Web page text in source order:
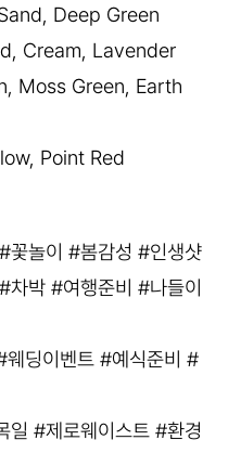
Deep Green
Cream, Lavender
Moss Green, Earth
Point Red
꽃놀이 #봄감성 #인생샷
차박 #여행준비 #나들이
딩이벤트 #예식준비 #
일 #제로웨이스트 #환경